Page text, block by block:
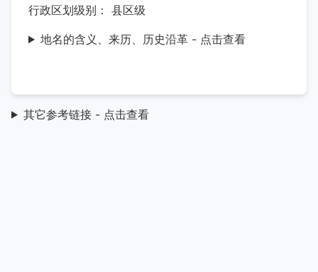
行政区划级别： 县区级
地名的含义、来历、历史沿革 - 点击查看
其它参考链接 - 点击查看